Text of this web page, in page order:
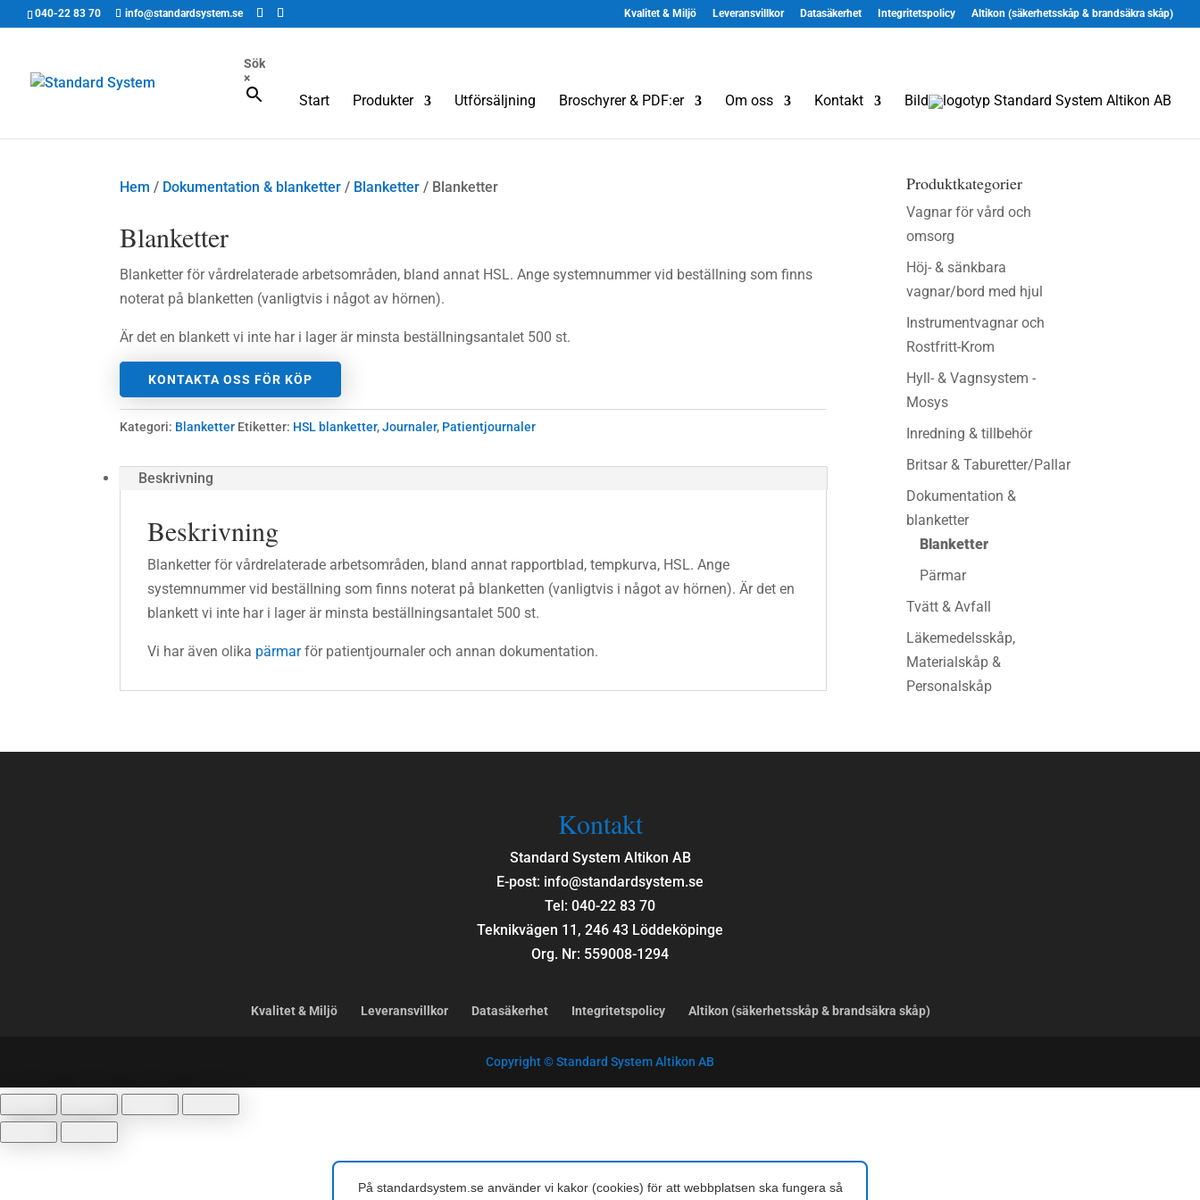
Unable to find opt-out content div: "matomo-opt-out"
040-22 83 70 info@standardsystem.se Kvalitet & Miljö Leveransvillkor Datasäkerhet Integritetspolicy Altikon (säkerhetsskåp & brandsäkra skåp)
Sök
×
Start Produkter Utförsäljning Broschyrer & PDF:er Om oss Kontakt Bild
Hem / Dokumentation & blanketter / Blanketter / Blanketter
Blanketter
Blanketter för vårdrelaterade arbetsområden, bland annat HSL. Ange systemnummer vid beställning som finns
noterat på blanketten (vanligtvis i något av hörnen).
Är det en blankett vi inte har i lager är minsta beställningsantalet 500 st.
KONTAKTA OSS FÖR KÖP
Kategori: Blanketter Etiketter: HSL blanketter,Journaler, Patientjournaler
Beskrivning
Beskrivning
Blanketter för vårdrelaterade arbetsområden, bland annat rapportblad, tempkurva, HSL. Ange
systemnummer vid beställning som finns noterat på blanketten (vanligtvis i något av hörnen). Är det en
blankett vi inte har i lager är minsta beställningsantalet 500 st.
Vi har även olika pärmarför patientjournaler och annan dokumentation.
Produktkategorier
Vagnar för vård och
omsorg
Höj- & sänkbara
vagnar/bord med hjul
Instrumentvagnar och
Rostfritt-Krom
Hyll- & Vagnsystem -
Mosys
Inredning & tillbehör
Britsar & Taburetter/Pallar
Dokumentation &
blanketter
Blanketter
Pärmar
Tvätt & Avfall
Läkemedelsskåp,
Materialskåp &
Personalskåp
Kontakt
Standard System Altikon AB
E-post: info@standardsystem.se
Tel: 040-22 83 70
Teknikvägen 11, 246 43 Löddeköpinge
Org. Nr: 559008-1294
Kvalitet & Miljö Leveransvillkor Datasäkerhet Integritetspolicy Altikon (säkerhetsskåp & brandsäkra skåp)
Copyright © Standard System Altikon AB
På standardsystem.se använder vi kakor (cookies) för att webbplatsen ska fungera så